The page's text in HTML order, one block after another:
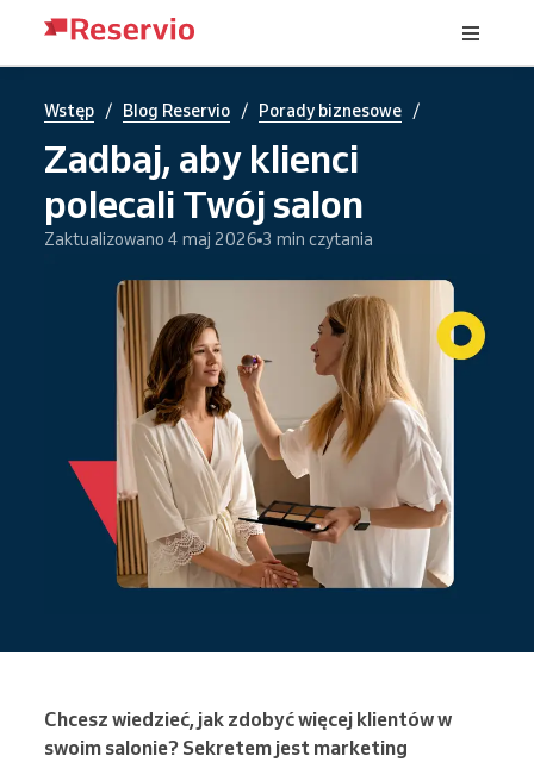
Wstęp / Blog Reservio / Porady biznesowe /
Zadbaj, aby klienci
polecali Twój salon
Zaktualizowano 4 maj 2026 3 min czytania
Chcesz wiedzieć, jak zdobyć więcej klientów w
swoim salonie? Sekretem jest marketing